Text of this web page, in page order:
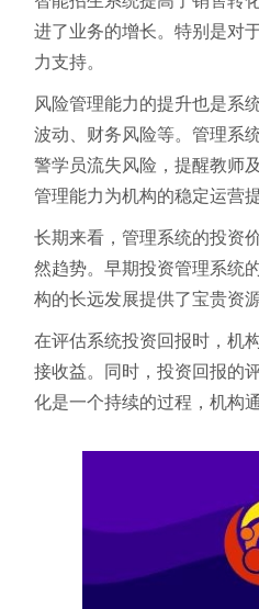
进了业务的增长。特别是对
力支持。
风险管理能力的提升也是系
波动、财务风险等。管理系
警学员流失风险，提醒教师
管理能力为机构的稳定运营
长期来看，管理系统的投资
然趋势。早期投资管理系统
构的长远发展提供了宝贵资
在评估系统投资回报时，机
接收益。同时，投资回报的
化是一个持续的过程，机构